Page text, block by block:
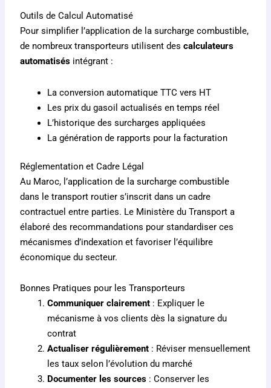
Outils de Calcul Automatisé
Pour simplifier l’application de la surcharge combustible,
de nombreux transporteurs utilisent descalculateurs
automatisés intégrant :
La conversion automatique TTC vers HT
Les prix du gasoil actualisés en temps réel
L’historique des surcharges appliquées
La génération de rapports pour la facturation
Réglementation et Cadre Légal
Au Maroc, l’application de la surcharge combustible
dans le transport routier s’inscrit dans un cadre
contractuel entre parties. Le Ministère du Transport a
élaboré des recommandations pour standardiser ces
mécanismes d’indexation et favoriser l’équilibre
économique du secteur.
Bonnes Pratiques pour les Transporteurs
Communiquer clairement : Expliquer le
mécanisme à vos clients dès la signature du
contrat
Actualiser régulièrement : Réviser mensuellement
les taux selon l’évolution du marché
Documenter les sources : Conserver les